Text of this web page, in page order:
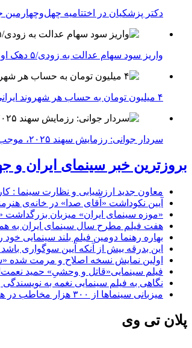
دکتر پزشکیان در اختتامیه چهل‌وچهارمین
واریز سود سهام عدالت به زودی/۵ دهک اول وام ۳۰ میلیون تومانی می‌گیرند
۴ میلیون تومان به حساب هر شهروند ایرانی واریز شد
سردار جوانی: رزمایش سهند ۲۰۲۵، موجب تقویت همکاری‌های نظامی ایران با کشور‌های عضو شانگهای می‌شود
بروزترین خبر سینمای ایران و
معاون جدید ارزشیابی و نظارت سینما :
آیین نکوداشت «آقای صدا» در خانه‌ی
«موزه سینمای ایران» میزبان
هفت فیلم مطرح سال سینمای ایران به
بهاره رهنما دومین فیلم بلند سینمایی خود
این بدرقه بیش از آنکه آیین سوگواری
اولین نمایش نسخه اصلاح و مرمت شده
فیلم سینمایی«قاتل و وحشیِ» حمید
نگاهی به فیلم سینمایی نغمه به
میزبانی سینماها از ۳۰۰ هزار مخاطب در هفته گذشته
پلان تی وی